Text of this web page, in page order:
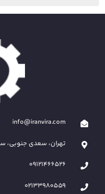
info@iranvira.com
تهران، سعدی جنوبی،
09121466526
02133980559